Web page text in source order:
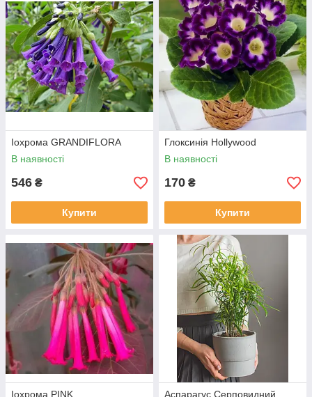
Іохрома GRANDIFLORA
В наявності
546 ₴
Купити
Глоксинія Hollywood
В наявності
170 ₴
Купити
Іохрома PINK
Аспарагус Серповидний